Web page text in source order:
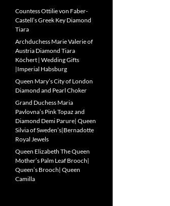
Countess Ottilie von Faber-
Castell’s Greek Key Diamond
Tiara
Archduchess Marie Valerie of
Austria Diamond Tiara
Köchert | Wedding Gifts
|Imperial Habsburg
Queen Mary’s City of London
Diamond and Pearl Choker
Grand Duchess Maria
Pavlovna’s Pink Topaz and
Diamond Demi Parure| Queen
Silvia of Sweden’s|Bernadotte
Royal Jewels
Queen Elizabeth The Queen
Mother’s Palm Leaf Brooch|
Queen’s Brooch| Queen
Camilla